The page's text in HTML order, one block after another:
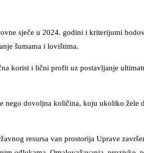
sječe u 2024. godini i kriterijumi
šumama i lovištima.
korist i lični profit uz postavljanje
nego dovoljna količina, koju ukoliko žele
resursa van prostorija Uprave